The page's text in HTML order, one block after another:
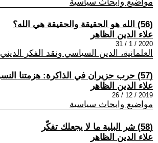
(56) الله هو الحقيقة والحقيقة هي الله؟
علاء الدين الظاهر
2020 / 1 / 31
العلمانية، الدين السياسي ونقد الفكر الديني
(57) حرب حزيران في الذاكرة: هزمتنا النسوان
علاء الدين الظاهر
2019 / 12 / 26
مواضيع وابحاث سياسية
(58) شر البلية ما لا يجعلك تفكّر
علاء الدين الظاهر